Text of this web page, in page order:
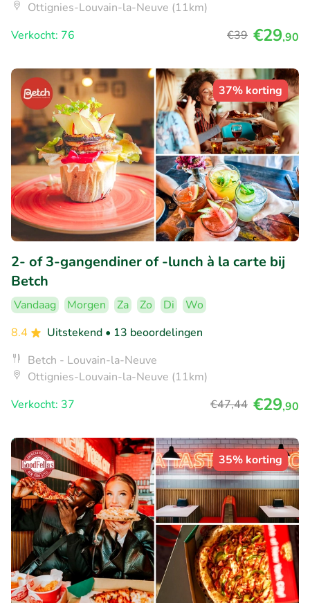
Ottignies-Louvain-la-Neuve (11km)
Verkocht: 76
€39 €29,90
37% korting
2- of 3-gangendiner of -lunch à la carte bij
Betch
Vandaag Morgen Za Zo Di
Wo
8.4
Uitstekend • 13 beoordelingen
Betch - Louvain-la-Neuve
Ottignies-Louvain-la-Neuve (11km)
Verkocht: 37
€47,44 €29,90
35% korting